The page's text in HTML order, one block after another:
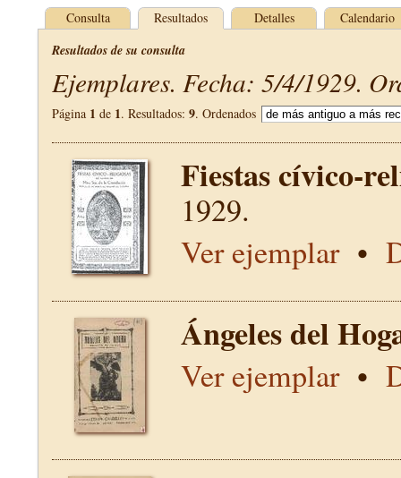
Consulta Resultados Detalles Calendario
Resultados de su consulta
Ejemplares. Fecha: 5/4/1929.
Página 1 de 1. Resultados: 9. Ordenados
Fiestas cívico-
1929.
Ver ejemplar•
Ángeles del
Ver ejemplar•